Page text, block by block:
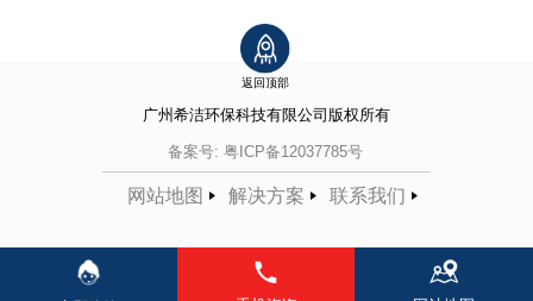
返回顶部
广州希洁环保科技有限公司 版权所有
备案号: 粤ICP备12037785号
网站地图 解决方案 联系我们